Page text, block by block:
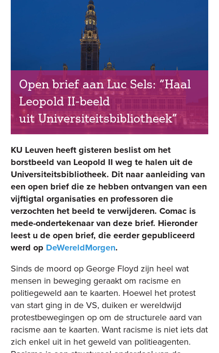
Open brief aan Luc Sels: “Haal
Leopold II-beeld
uit Universiteitsbibliotheek”
KU Leuven heeft gisteren beslist om het
borstbeeld van Leopold II weg te halen uit de
Universiteitsbibliotheek. Dit naar aanleiding van
een open brief die ze hebben ontvangen van een
vijftigtal organisaties en professoren die
verzochten het beeld te verwijderen. Comac is
mede-ondertekenaar van deze brief. Hieronder
leest u de open brief, die eerder gepubliceerd
werd op DeWereldMorgen.
Sinds de moord op George Floyd zijn heel wat
mensen in beweging geraakt om racisme en
politiegeweld aan te kaarten. Hoewel het protest
van start ging in de VS, duiken er wereldwijd
protestbewegingen op om de structurele aard van
racisme aan te kaarten. Want racisme is niet iets dat
zich enkel uit in het geweld van politieagenten.